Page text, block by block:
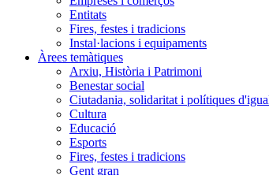
Entitats
Fires, festes i tradicions
Instal·lacions i equipaments
Àrees temàtiques
Arxiu, Història i Patrimoni
Benestar social
Ciutadania, solidaritat i polítiques
Cultura
Educació
Esports
Fires, festes i tradicions
Gent gran